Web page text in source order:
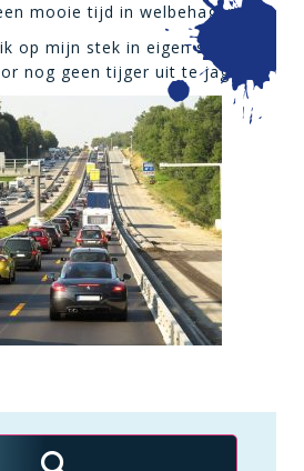
mooie tijd in welbehagen.
op mijn stek in eigen straat
nog geen tijger uit te jagen.